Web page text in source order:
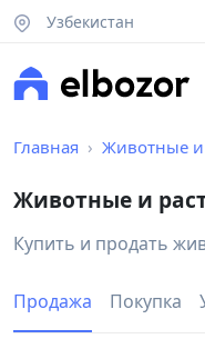
Узбекистан
Главная Животные и
Животные и
Купить и продать
Продажа Покупка